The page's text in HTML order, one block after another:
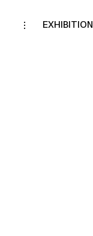
Skip
toggleEXHIBITION